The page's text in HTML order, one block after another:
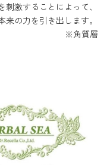
激することによって、
の力を引き出します。
※角質層